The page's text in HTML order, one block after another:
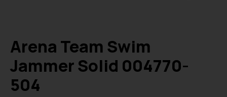
Arena Team Swim
Jammer Solid 004770-
504